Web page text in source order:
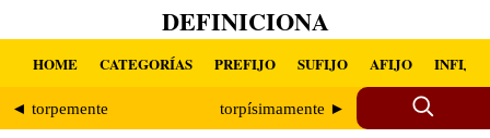
DEFINICIONA
HOME CATEGORÍAS PREFIJO SUFIJO AFIJO INFIJO
◄ torpemente torpísimamente ►